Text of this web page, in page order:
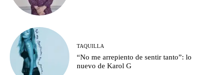
TAQUILLA
“No me arrepiento de sentir tanto”: lo
nuevo de Karol G